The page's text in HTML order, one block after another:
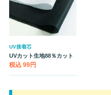
UV接着芯
UVカット生地88％カット
税込 99円